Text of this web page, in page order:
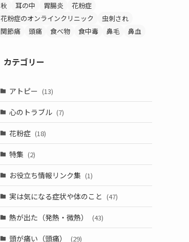
秋
耳の中 胃腸炎
花粉症
花粉症のオンラインクリニック
虫刺され
関節痛
頭痛 食べ物 食中毒 鼻毛 鼻血
カテゴリー
アトピー (13)
心のトラブル (7)
花粉症 (18)
特集 (2)
お役立ち情報リンク集 (1)
実は気になる症状や体のこと (47)
熱が出た（発熱・微熱） (43)
頭が痛い（頭痛） (29)